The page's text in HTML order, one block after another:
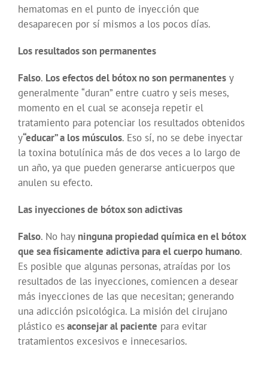
hematomas en el punto de inyección que
desaparecen por sí mismos a los pocos días.
Los resultados son permanentes
Falso. Los efectos del bótox no son permanentes y
generalmente “duran” entre cuatro y seis meses,
momento en el cual se aconseja repetir el
tratamiento para potenciar los resultados obtenidos
y“educar” a los músculos. Eso sí, no se debe inyectar
la toxina botulínica más de dos veces a lo largo de
un año, ya que pueden generarse anticuerpos que
anulen su efecto.
Las inyecciones de bótox son adictivas
Falso. No hay ninguna propiedad química en el bótox
que sea físicamente adictiva para el cuerpo humano.
Es posible que algunas personas, atraídas por los
resultados de las inyecciones, comiencen a desear
más inyecciones de las que necesitan; generando
una adicción psicológica. La misión del cirujano
plástico esaconsejar al paciente para evitar
tratamientos excesivos e innecesarios.